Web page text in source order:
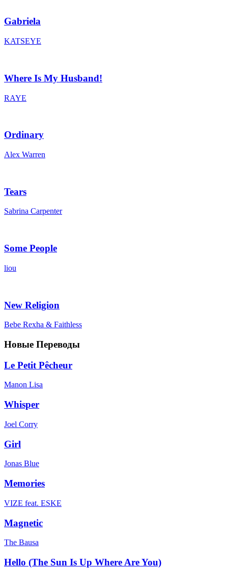
Gabriela
KATSEYE
Where Is My Husband!
RAYE
Ordinary
Alex Warren
Tears
Sabrina Carpenter
Some People
liou
New Religion
Bebe Rexha & Faithless
Новые Переводы
Le Petit Pêcheur
Manon Lisa
Whisper
Joel Corry
Girl
Jonas Blue
Memories
VIZE feat. ESKE
Magnetic
The Bausa
Hello (The Sun Is Up Where Are You)